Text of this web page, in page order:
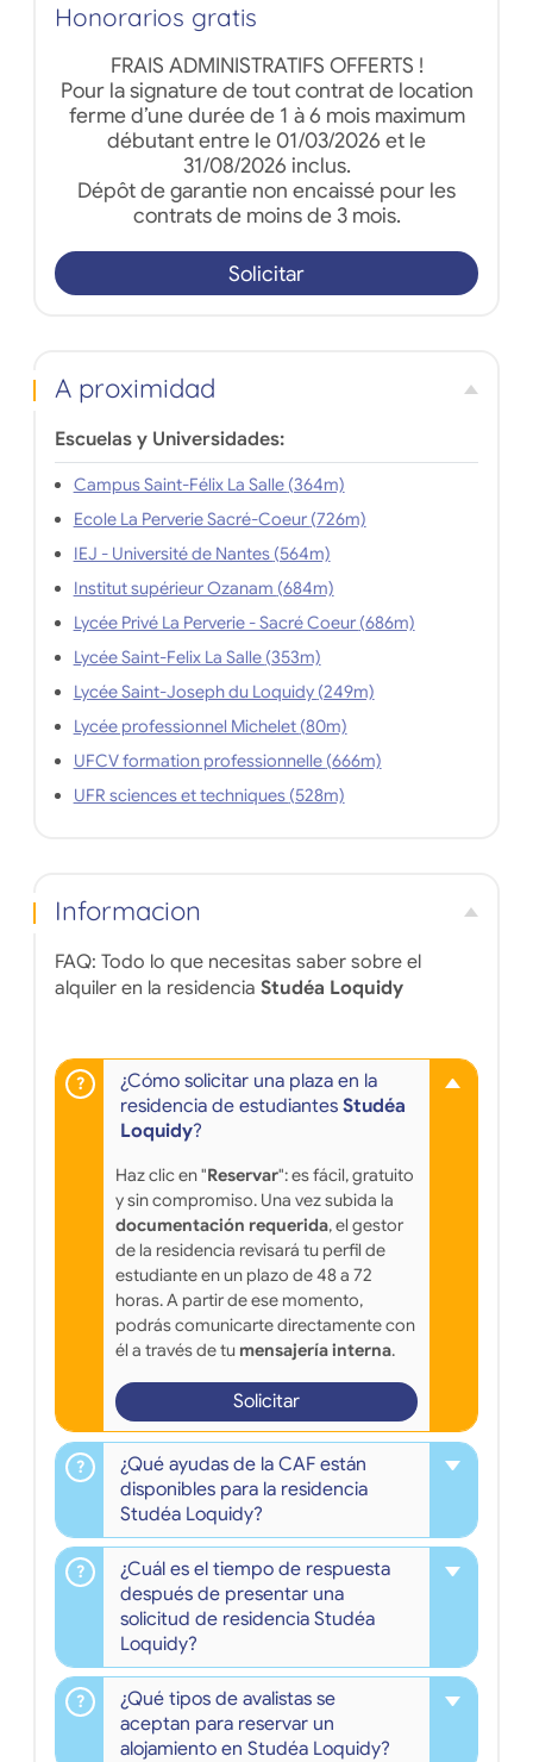
Honorarios gratis
FRAIS ADMINISTRATIFS OFFERTS !
Pour la signature de tout contrat de location
ferme d’une durée de 1 à 6 mois maximum
débutant entre le 01/03/2026 et le
31/08/2026 inclus.
Dépôt de garantie non encaissé pour les
contrats de moins de 3 mois.
Solicitar
A proximidad
Escuelas y Universidades:
Campus Saint-Félix La Salle (364m)
Ecole La Perverie Sacré-Coeur (726m)
IEJ - Université de Nantes (564m)
Institut supérieur Ozanam (684m)
Lycée Privé La Perverie - Sacré Coeur (686m)
Lycée Saint-Felix La Salle (353m)
Lycée Saint-Joseph du Loquidy (249m)
Lycée professionnel Michelet (80m)
UFCV formation professionnelle (666m)
UFR sciences et techniques (528m)
Informacion
FAQ: Todo lo que necesitas saber sobre el
alquiler en la residencia Studéa Loquidy
¿Cómo solicitar una plaza en la
residencia de estudiantes Studéa
Loquidy?
Haz clic en "Reservar": es fácil, gratuito
y sin compromiso. Una vez subida la
documentación requerida, el gestor
de la residencia revisará tu perfil de
estudiante en un plazo de 48 a 72
horas. A partir de ese momento,
podrás comunicarte directamente con
él a través de tu mensajería interna.
Solicitar
¿Qué ayudas de la CAF están
disponibles para la residencia
Studéa Loquidy?
¿Cuál es el tiempo de respuesta
después de presentar una
solicitud de residencia Studéa
Loquidy?
¿Qué tipos de avalistas se
aceptan para reservar un
alojamiento en Studéa Loquidy?